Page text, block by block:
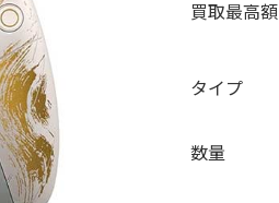
買取最高額
タイプ
数量